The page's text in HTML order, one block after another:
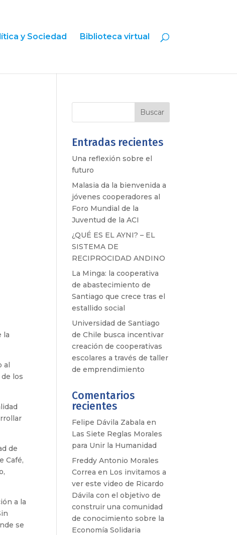
y Sociedad Biblioteca virtual
la
al
los
de
Café,
a la
se
Entradas recientes
Una reflexión sobre el
futuro
Malasia da la bienvenida a
jóvenes cooperadores al
Foro Mundial de la
Juventud de la ACI
¿QUÉ ES EL AYNI? – EL
SISTEMA DE
RECIPROCIDAD ANDINO
La Minga: la cooperativa
de abastecimiento de
Santiago que crece tras el
estallido social
Universidad de Santiago
de Chile busca incentivar
creación de cooperativas
escolares a través de taller
de emprendimiento
Comentarios
recientes
Felipe Dávila Zabala en
Las Siete Reglas Morales
para Unir la Humanidad
Freddy Antonio Morales
Correa en Los invitamos a
ver este video de Ricardo
Dávila con el objetivo de
construir una comunidad
de conocimiento sobre la
Economía Solidaria